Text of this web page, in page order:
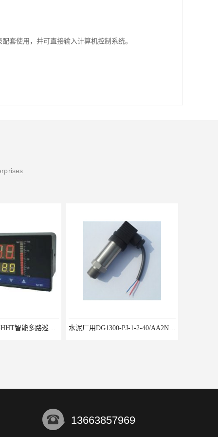
水泥厂用DG1300-PJ-1-2-40/AA2N压力变送器
13663857969